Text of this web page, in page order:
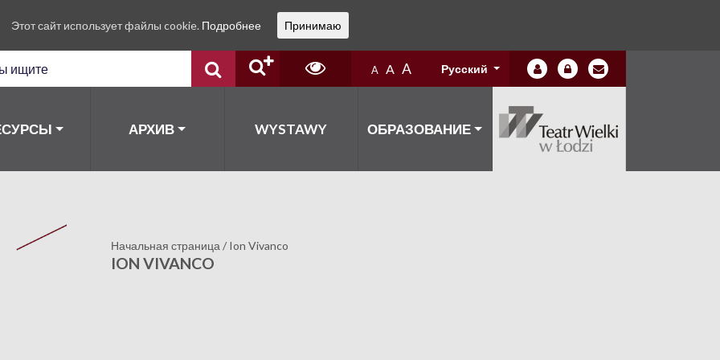
A A A Русский
АРХИВ WYSTAWY ОБРАЗОВАНИЕ
Начальная страница / Ion Vivanco
ION VIVANCO
Этот сайт использует файлы cookie. Подробнее Принимаю